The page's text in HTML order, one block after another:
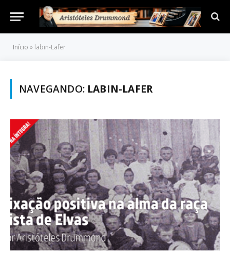
Início » labin-Lafer
NAVEGANDO: LABIN-LAFER